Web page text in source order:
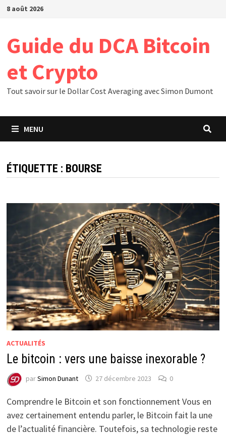
Passer
8 août 2026
Guide du DCA Bitcoin
et Crypto
Tout savoir sur le Dollar Cost Averaging avec Simon Dumont
MENU
ÉTIQUETTE : BOURSE
ACTUALITÉS
Le bitcoin : vers une baisse inexorable ?
parSimon Dunant 27 décembre 2023 0
Comprendre le Bitcoin et son fonctionnement Vous en
avez certainement entendu parler, le Bitcoin fait la une
de l’actualité financière. Toutefois, sa technologie reste